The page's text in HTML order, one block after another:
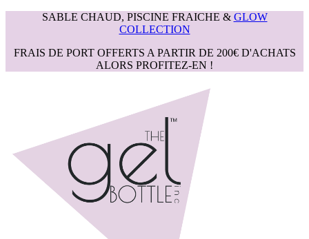
SABLE CHAUD, PISCINE FRAICHE & GLOW
COLLECTION
FRAIS DE PORT OFFERTS A PARTIR DE 200€ D'ACHATS
ALORS PROFITEZ-EN !